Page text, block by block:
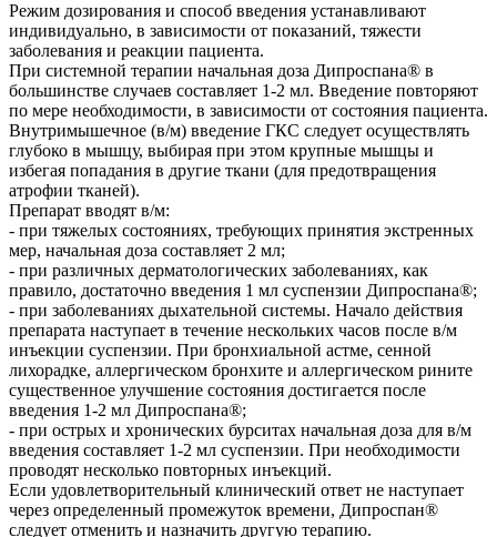
Режим дозирования и способ введения устанавливают
индивидуально, в зависимости от показаний, тяжести
заболевания и реакции пациента.
При системной терапии начальная доза Дипроспана® в
большинстве случаев составляет 1-2 мл. Введение повторяют
по мере необходимости, в зависимости от состояния пациента.
Внутримышечное (в/м) введение ГКС следует осуществлять
глубоко в мышцу, выбирая при этом крупные мышцы и
избегая попадания в другие ткани (для предотвращения
атрофии тканей).
Препарат вводят в/м:
- при тяжелых состояниях, требующих принятия экстренных
мер, начальная доза составляет 2 мл;
- при различных дерматологических заболеваниях, как
правило, достаточно введения 1 мл суспензии Дипроспана®;
- при заболеваниях дыхательной системы. Начало действия
препарата наступает в течение нескольких часов после в/м
инъекции суспензии. При бронхиальной астме, сенной
лихорадке, аллергическом бронхите и аллергическом рините
существенное улучшение состояния достигается после
введения 1-2 мл Дипроспана®;
- при острых и хронических бурситах начальная доза для в/м
введения составляет 1-2 мл суспензии. При необходимости
проводят несколько повторных инъекций.
Если удовлетворительный клинический ответ не наступает
через определенный промежуток времени, Дипроспан®
следует отменить и назначить другую терапию.